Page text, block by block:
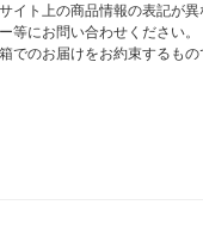
イト上の商品情報の表記が
等にお問い合わせください。
でのお届けをお約束するも